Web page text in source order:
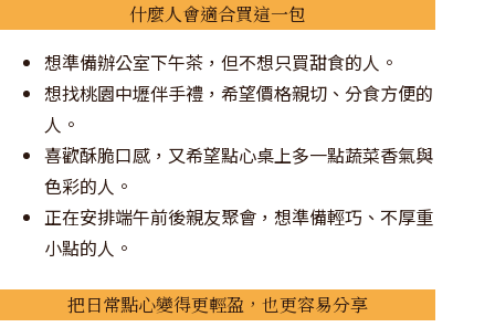
什麼人會適合買這一包
想準備辦公室下午茶，但不想只買甜食的人。
想找桃園中壢伴手禮，希望價格親切、分食方便的
人。
喜歡酥脆口感，又希望點心桌上多一點蔬菜香氣與
色彩的人。
正在安排端午前後親友聚會，想準備輕巧、不厚重
小點的人。
把日常點心變得更輕盈，也更容易分享